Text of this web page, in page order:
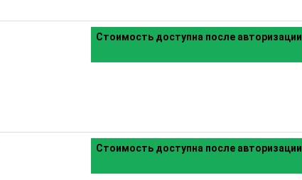
Стоимость доступна после авторизации
Стоимость доступна после авторизации